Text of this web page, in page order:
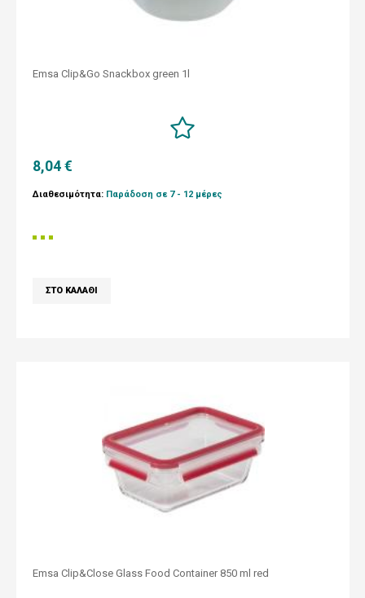
Emsa Clip&Go Snackbox green 1l
8,04 €
Διαθεσιμότητα: Παράδοση σε 7 - 12 μέρες
Emsa Clip&Close Glass Food Container 850 ml red